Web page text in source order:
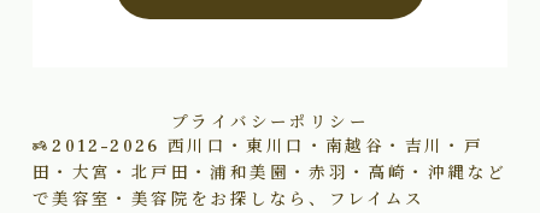
プライバシーポリシー
2012–2026 西川口・東川口・南越谷・吉川・戸
田・大宮・北戸田・浦和美園・赤羽・高崎・沖縄など
で美容室・美容院をお探しなら、フレイムス